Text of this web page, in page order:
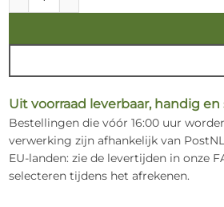
Uit voorraad leverbaar, handig en
Bestellingen die vóór 16:00 uur
verwerking zijn afhankelijk van
EU-landen: zie de levertijden in onze
selecteren tijdens het afrekenen.